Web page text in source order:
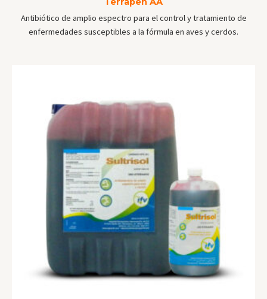
Antibiótico de amplio espectro para el control y tratamiento de
enfermedades susceptibles a la fórmula en aves y cerdos.